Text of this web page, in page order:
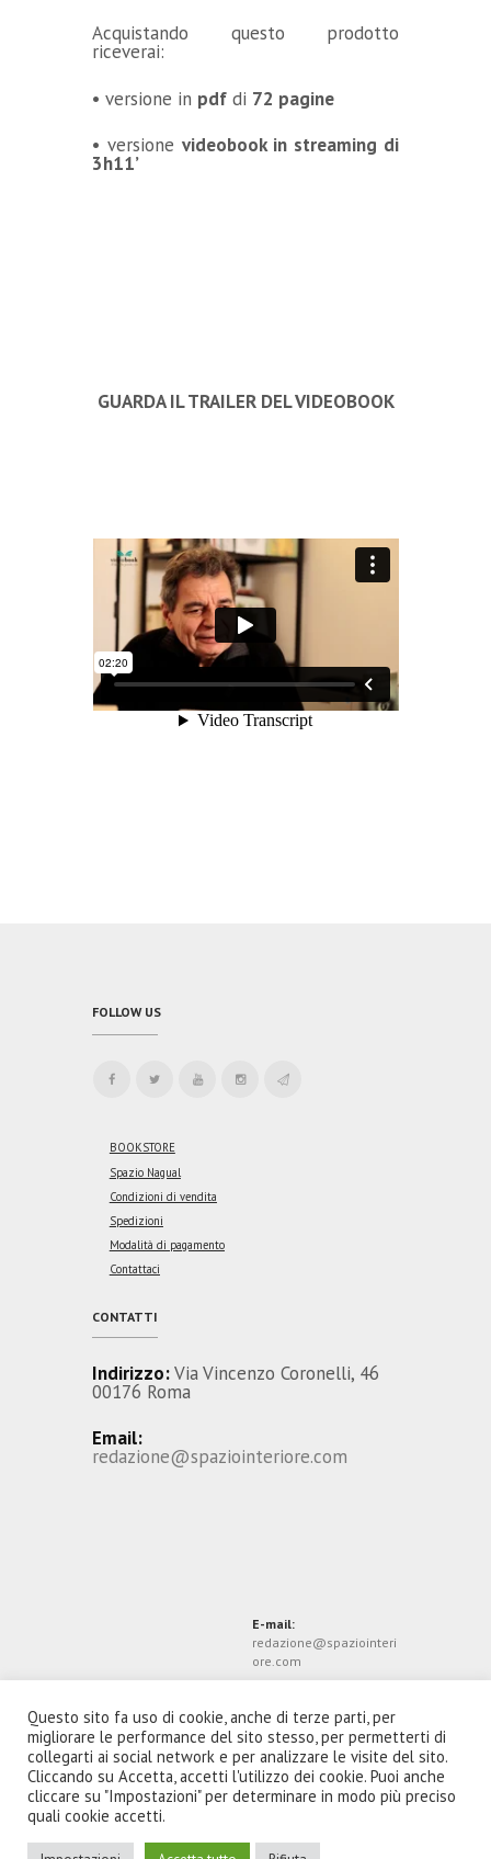
Acquistando questo prodotto
riceverai:
• versione in pdf di 72 pagine
• versione videobook in streaming di
3h11’
GUARDA IL TRAILER DEL VIDEOBOOK
FOLLOW US
BOOKSTORE
Spazio Nagual
Condizioni di vendita
Spedizioni
Modalità di pagamento
Contattaci
CONTATTI
Indirizzo:Via Vincenzo Coronelli, 46
00176 Roma
Email:
redazione@spaziointeriore.com
E-mail:
redazione@spaziointeri
ore.com
Questo sito fa uso di cookie, anche di terze parti, per
migliorare le performance del sito stesso, per permetterti di
collegarti ai social network e per analizzare le visite del sito.
Cliccando su Accetta, accetti l'utilizzo dei cookie. Puoi anche
cliccare su "Impostazioni" per determinare in modo più preciso
quali cookie accetti.